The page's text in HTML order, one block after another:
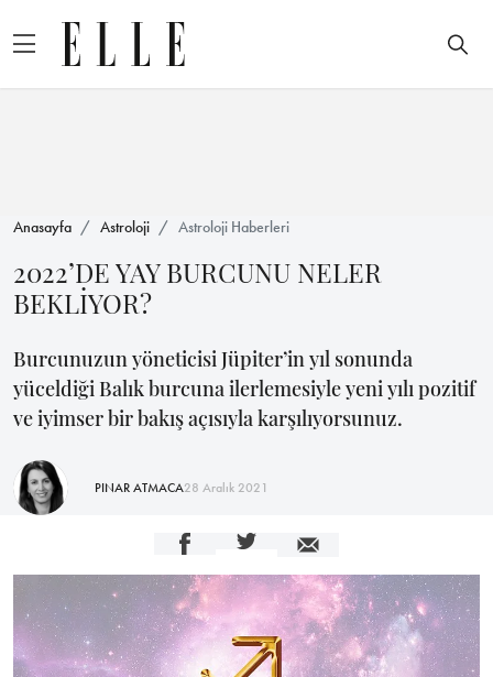
Anasayfa Astroloji Astroloji Haberleri
2022’DE YAY BURCUNU NELER
BEKLİYOR?
Burcunuzun yöneticisi Jüpiter’in yıl sonunda
yüceldiği Balık burcuna ilerlemesiyle yeni yılı pozitif
ve iyimser bir bakış açısıyla karşılıyorsunuz.
PINAR ATMACA28 Aralık 2021